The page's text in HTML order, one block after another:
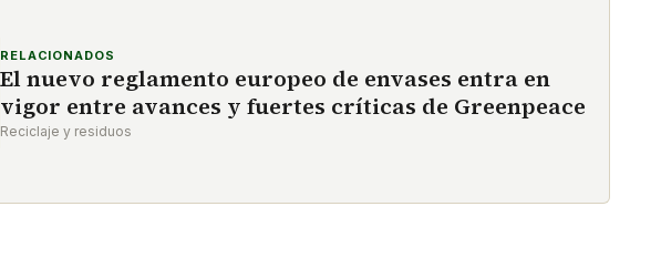
RELACIONADOS
El nuevo reglamento europeo de envases entra en
vigor entre avances y fuertes críticas de Greenpeace
Reciclaje y residuos